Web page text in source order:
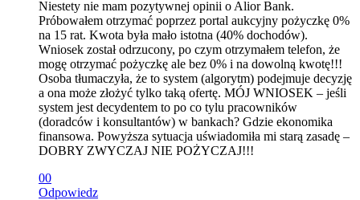
Niestety nie mam pozytywnej opinii o Alior Bank.
Próbowałem otrzymać poprzez portal aukcyjny pożyczkę 0%
na 15 rat. Kwota była mało istotna (40% dochodów).
Wniosek został odrzucony, po czym otrzymałem telefon, że
mogę otrzymać pożyczkę ale bez 0% i na dowolną kwotę!!!
Osoba tłumaczyła, że to system (algorytm) podejmuje decyzję
a ona może złożyć tylko taką ofertę. MÓJ WNIOSEK – jeśli
system jest decydentem to po co tylu pracowników
(doradców i konsultantów) w bankach? Gdzie ekonomika
finansowa. Powyższa sytuacja uświadomiła mi starą zasadę –
DOBRY ZWYCZAJ NIE POŻYCZAJ!!!
00
Odpowiedz